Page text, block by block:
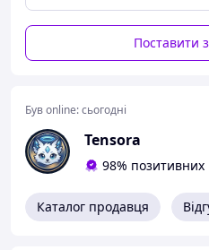
Поставити
Був online:сьогодні
Tensora
98% позитивних
Каталог продавця